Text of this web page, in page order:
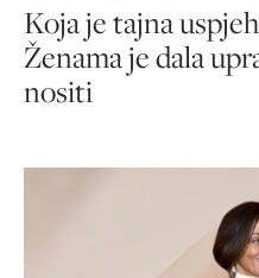
Koja je tajna
Ženama je dala
nositi